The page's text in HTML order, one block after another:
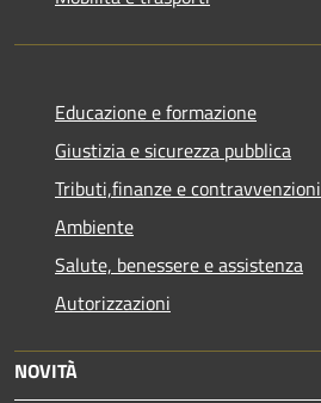
Educazione e formazione
Giustizia e sicurezza pubblica
Tributi,finanze e contravvenzioni
Ambiente
Salute, benessere e assistenza
Autorizzazioni
NOVITÀ